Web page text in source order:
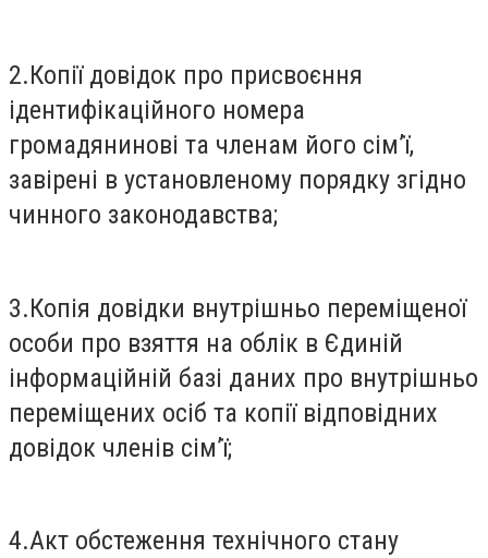
2.Копії довідок про присвоєння
ідентифікаційного номера
громадянинові та членам його сім’ї,
завірені в установленому порядку згідно
чинного законодавства;
3.Копія довідки внутрішньо переміщеної
особи про взяття на облік в Єдиній
інформаційній базі даних про внутрішньо
переміщених осіб та копії відповідних
довідок членів сім’ї;
4.Акт обстеження технічного стану